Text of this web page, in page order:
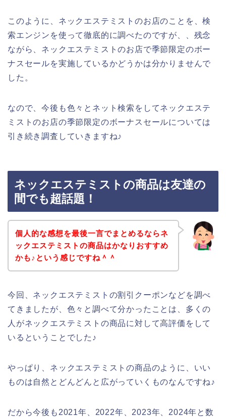
このように、ネックエステミストのお店のことを、検
索エンジンを使って徹底的に調べたのですが、、残念
ながら、ネックエステミストのお店で季節限定のボー
ナスセールを実施しているかどうかは分かりませんで
した。
なので、今後も色々とネット検索をしてネックエステ
ミストのお店の季節限定のボーナスセールについては
引き続き調査していきますね♪
ネックエステミストの商品は友達の
間でも超話題！
個人的な感想を最後一言でまとめるならネ
ックエステミストの商品はかなりおすすめ
かも♪という感じですね＾＾
今回、ネックエステミストの割引クーポンなどを調べ
てきましたが、色々と調べて分かったことは、多くの
人がネックエステミストの商品に対して高評価をして
いるということでした♪
やっぱり、ネックエステミストの商品のように、いい
ものは自然とどんどんと広がっていくものなんですね♪
だから今後も2021年、2022年、2023年、2024年と数